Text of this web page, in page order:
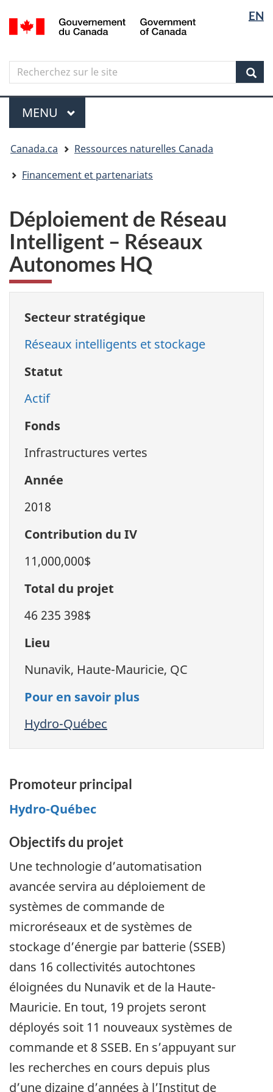
Aller
au
principal
Skip
to
government"
Passer
à
version
simplifiée
langue
EN
Canada
Search
Recherchez
sur
le
site
Menu
MENU PRINCIPAL
êtes
ici
Canada.ca
Ressources naturelles Canada
Financement et partenariats
Déploiement de Réseau
Intelligent – Réseaux
Autonomes HQ
Secteur stratégique
Réseaux intelligents et stockage
Statut
Actif
Fonds
Infrastructures vertes
Année
2018
Contribution du IV
11,000,000$
Total du projet
46 235 398$
Lieu
Nunavik, Haute-Mauricie, QC
Pour en savoir plus
Hydro-Québec
Promoteur principal
Hydro-Québec
Objectifs du projet
Une technologie d’automatisation
avancée servira au déploiement de
systèmes de commande de
microréseaux et de systèmes de
stockage d’énergie par batterie (SSEB)
dans 16 collectivités autochtones
éloignées du Nunavik et de la Haute-
Mauricie. En tout, 19 projets seront
déployés soit 11 nouveaux systèmes de
commande et 8 SSEB. En s’appuyant sur
les recherches en cours depuis plus
d’une dizaine d’années à l’Institut de